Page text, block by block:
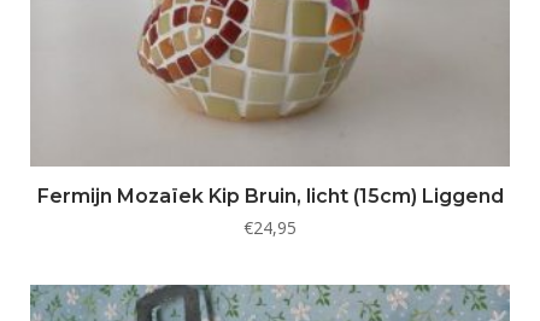
Fermijn Mozaïek Kip Bruin, licht (15cm) Liggend
€24,95